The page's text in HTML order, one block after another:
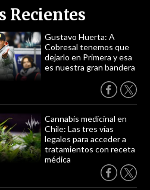
Recientes
Gustavo Huerta: A
Cobresal tenemos que
dejarlo en Primera y esa
es nuestra gran bandera
Cannabis medicinal en
Chile: Las tres vías
legales para acceder a
tratamientos con receta
médica